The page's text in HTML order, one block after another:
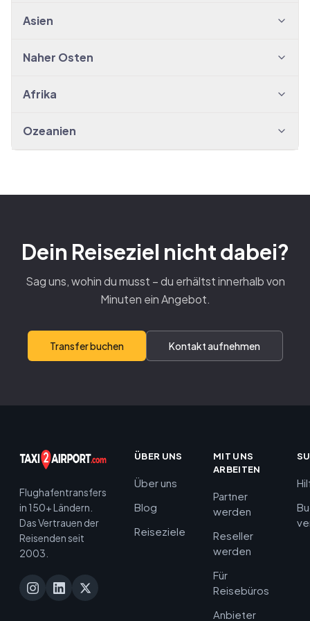
Asien
Naher Osten
Afrika
Ozeanien
Dein Reiseziel nicht dabei?
Sag uns, wohin du musst – du erhältst innerhalb von
Minuten ein Angebot.
Transfer buchen Kontakt aufnehmen
Flughafentransfers
in 150+ Ländern.
Das Vertrauen der
Reisenden seit
2003.
ÜBER UNS
Über uns
Blog
Reiseziele
MIT UNS
ARBEITEN
Partner
werden
Reseller
werden
Für
Reisebüros
Anbieter